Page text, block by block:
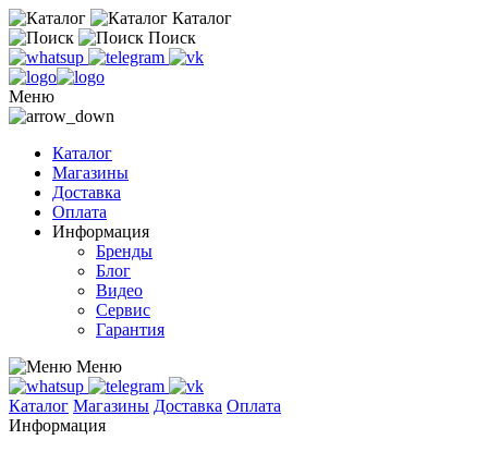
Каталог
Поиск
Меню
Каталог
Магазины
Доставка
Оплата
Информация
Бренды
Блог
Видео
Сервис
Гарантия
Меню
Каталог Магазины Доставка Оплата
Информация